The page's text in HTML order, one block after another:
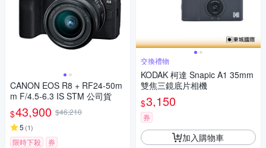
CANON EOS R8 + RF24-50m
m F/4.5-6.3 IS STM 公司貨
$43,900 $46,210
5 (1)
限時下殺 券
交換禮物
KODAK 柯達 Snapic A1 35mm
雙焦三鏡底片相機
$3,150
券
加入購物車